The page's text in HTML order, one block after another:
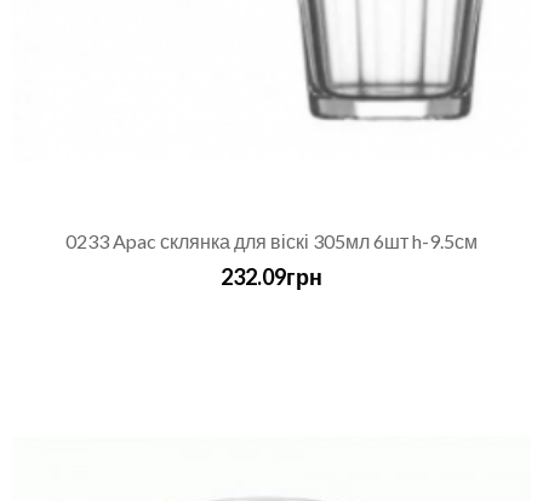
0233 Apac склянка для віскі 305мл 6шт h-9.5см
232.09грн